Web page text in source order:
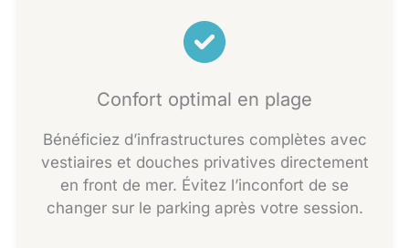
Confort optimal en plage
Bénéficiez d’infrastructures complètes avec
vestiaires et douches privatives directement
en front de mer. Évitez l’inconfort de se
changer sur le parking après votre session.